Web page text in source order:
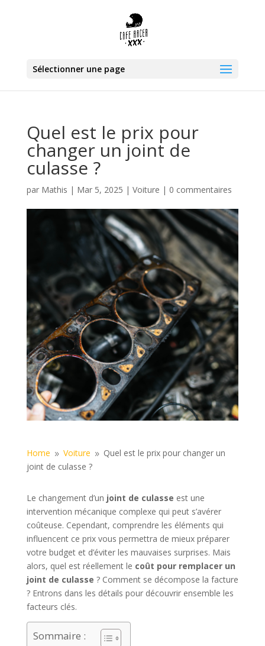
Sélectionner une page
Quel est le prix pour
changer un joint de
culasse ?
par Mathis | Mar 5, 2025 | Voiture | 0 commentaires
Home 9 Voiture 9 Quel est le prix pour changer un
joint de culasse ?
Le changement d’un joint de culasse est une
intervention mécanique complexe qui peut s’avérer
coûteuse. Cependant, comprendre les éléments qui
influencent ce prix vous permettra de mieux préparer
votre budget et d’éviter les mauvaises surprises. Mais
alors, quel est réellement le coût pour remplacer un
joint de culasse ? Comment se décompose la facture
? Entrons dans les détails pour découvrir ensemble les
facteurs clés.
Sommaire :